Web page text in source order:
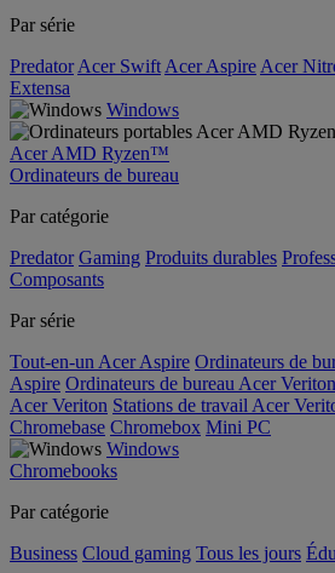
Par série
Predator Acer Swift Acer Aspire Acer
Extensa
Windows
Acer AMD Ryzen™
Ordinateurs de bureau
Par catégorie
Predator Gaming Produits durables
Composants
Par série
Tout-en-un Acer Aspire Ordinateurs de
Aspire Ordinateurs de bureau Acer
Acer Veriton Stations de travail Acer
Chromebase Chromebox Mini PC
Windows
Chromebooks
Par catégorie
Business Cloud gaming Tous les jours